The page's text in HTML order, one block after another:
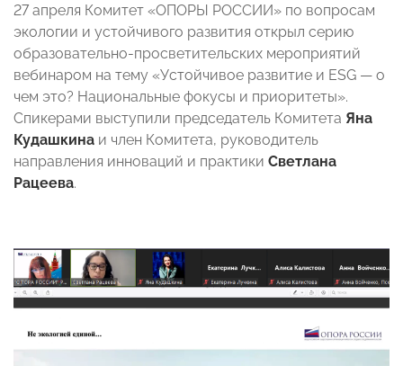
27 апреля Комитет «ОПОРЫ РОССИИ» по вопросам
экологии и устойчивого развития открыл серию
образовательно-просветительских мероприятий
вебинаром на тему «Устойчивое развитие и ESG — о
чем это? Национальные фокусы и приоритеты».
Спикерами выступили председатель Комитета Яна
Кудашкина и член Комитета, руководитель
направления инноваций и практики Светлана
Рацеева.